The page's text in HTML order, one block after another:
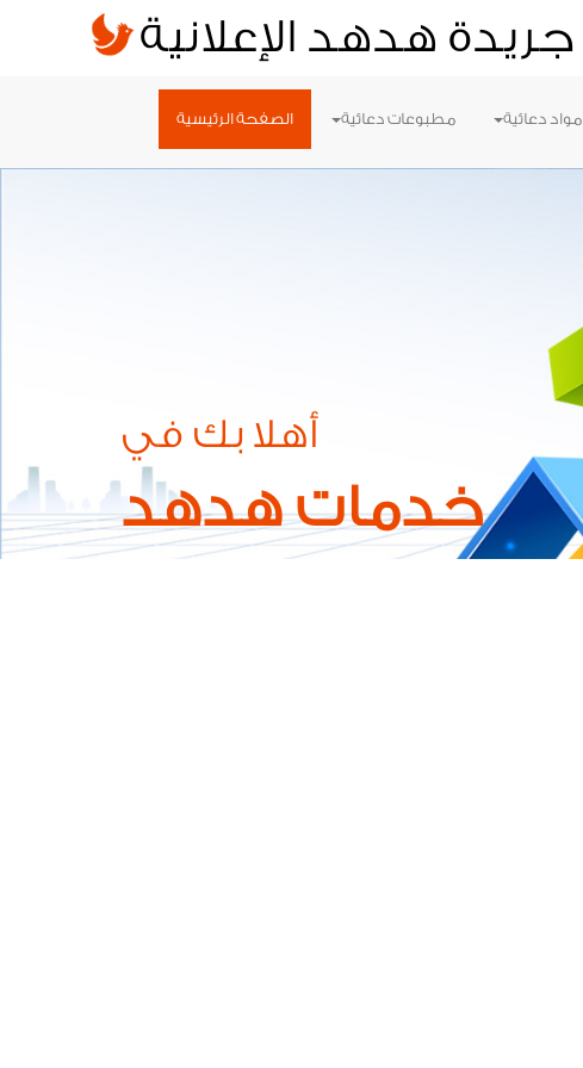
جريدة هدهد الإعلانية
الصفحة الرئيسية مطبوعات دعائية مواد دعائية
أهلا بك في
خدمات هدهد